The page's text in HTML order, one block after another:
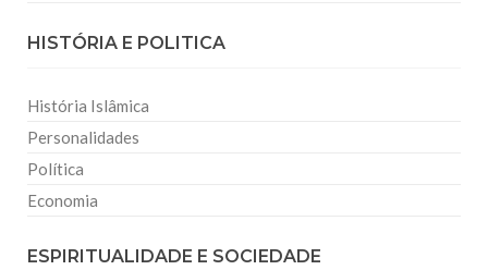
HISTÓRIA E POLITICA
História Islâmica
Personalidades
Política
Economia
ESPIRITUALIDADE E SOCIEDADE